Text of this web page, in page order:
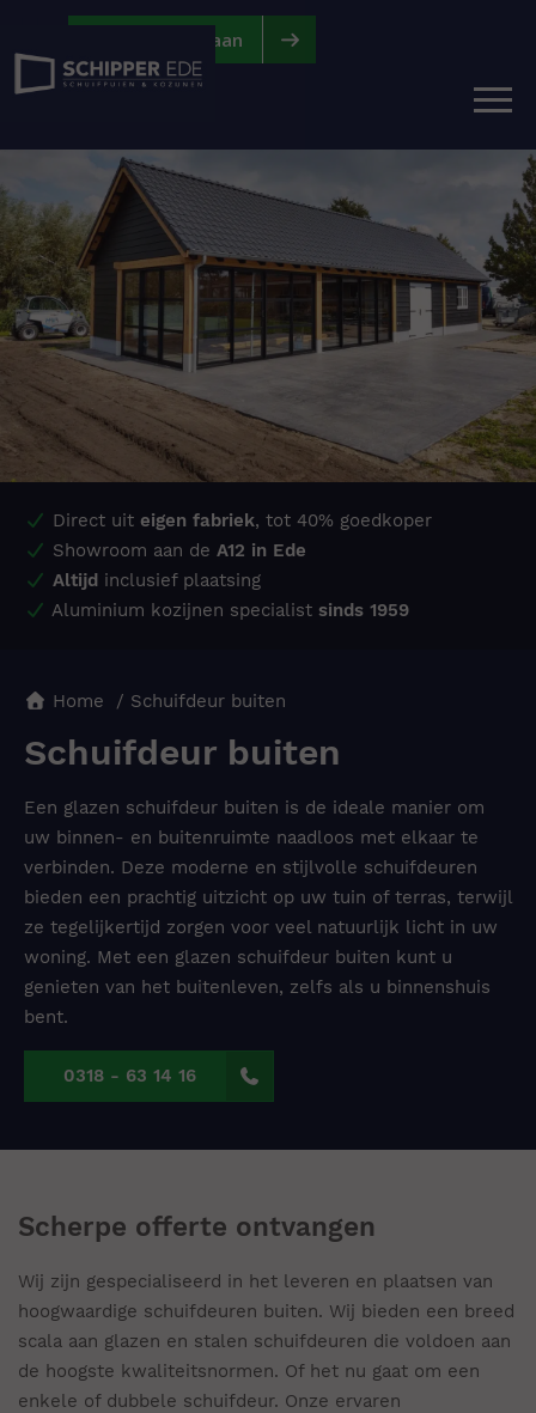
Vraag offerte aan
Home Schuifdeur buiten
Schuifdeur buiten
Een glazen schuifdeur buiten is de ideale manier om
uw binnen- en buitenruimte naadloos met elkaar te
verbinden. Deze moderne en stijlvolle schuifdeuren
bieden een prachtig uitzicht op uw tuin of terras, terwijl
ze tegelijkertijd zorgen voor veel natuurlijk licht in uw
woning. Met een glazen schuifdeur buiten kunt u
genieten van het buitenleven, zelfs als u binnenshuis
bent.
0318 - 63 14 16
Direct uit eigen fabriek, tot 40% goedkoper
Showroom aan de A12 in Ede
Altijd inclusief plaatsing
Aluminium kozijnen specialist sinds 1959
Scherpe offerte ontvangen
Wij zijn gespecialiseerd in het leveren en plaatsen van
hoogwaardige schuifdeuren buiten. Wij bieden een breed
scala aan glazen en stalen schuifdeuren die voldoen aan
de hoogste kwaliteitsnormen. Of het nu gaat om een
enkele of dubbele schuifdeur. Onze ervaren